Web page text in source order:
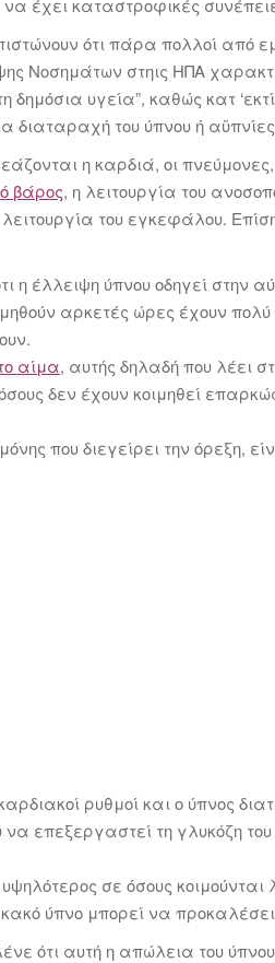
ότι πάρα πολλοί από
Νοσημάτων στηις ΗΠΑ
υγεία”, καθώς κατ
διαταραχή του ύπνου ή
η καρδιά, οι πνεύμονες,
βάρος, η λειτουργία του
του εγκεφάλου.
η έλλειψη ύπνου οδηγεί στην
αρκετές ώρες έχουν
αίμα, αυτής δηλαδή που λέει
δεν έχουν κοιμηθεί
που διεγείρει την όρεξη,
ρυθμοί και ο ύπνος
επεξεργαστεί τη γλυκόζη
σε όσους κοιμούνται
ύπνο μπορεί να προκαλέσει
ότι αυτή η απώλεια του ύπνου